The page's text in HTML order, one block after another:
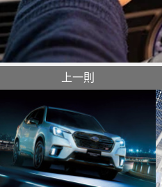
上一則